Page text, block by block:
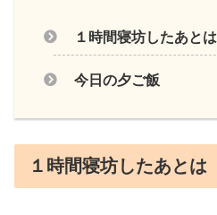
１時間寝坊したあとは
今日の夕ご飯
１時間寝坊したあとは